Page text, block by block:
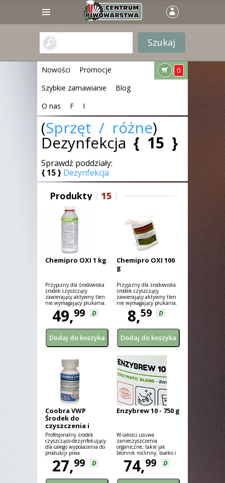
Nowości
Promocje
Szybkie zamawianie
Blog
O nas
F I
0
(Sprzęt / różne)
Dezynfekcja { 15 }
Sprawdź poddziały:
{ 15} Dezynfekcja
Produkty 15
Chemipro OXI 1 kg
Przyjazny dla środowiska
środek czyszczący
zawierający aktywny tlen
nie wymagający płukania.
49,99 D
Chemipro OXI 100
g
Przyjazny dla środowiska
środek czyszczący
zawierający aktywny tlen
nie wymagający płukania.
8,59 D
Coobra VWP
Środek do
czyszczenia i
dezynfekcji 100 g
Profesjonalny środek
czyszcząco-dezynfekujący
dla całego wyposażenia do
produkcji piwa.
27,99 D
Enzybrew 10 - 750 g
W całości usuwa
zanieczyszczenia
organiczne, takie jak
błonnik roślinny, białko i
skrobia (chmiel, drożdże,
słód, skarmelizowane
cukry itp.) powstające przy
tradycyjnych metodach
74,99 D